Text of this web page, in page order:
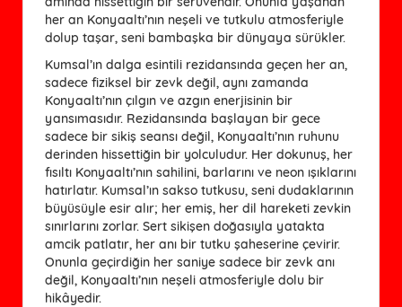
her an Konyaaltı’nın neşeli ve tutkulu atmosferiyle
dolup taşar, seni bambaşka bir dünyaya sürükler.
Kumsal’ın dalga esintili rezidansında geçen her an,
sadece fiziksel bir zevk değil, aynı zamanda
Konyaaltı’nın çılgın ve azgın enerjisinin bir
yansımasıdır. Rezidansında başlayan bir gece
sadece bir sikiş seansı değil, Konyaaltı’nın ruhunu
derinden hissettiğin bir yolculudur. Her dokunuş, her
fısıltı Konyaaltı’nın sahilini, barlarını ve neon ışıklarını
hatırlatır. Kumsal’ın sakso tutkusu, seni dudaklarının
büyüsüyle esir alır; her emiş, her dil hareketi zevkin
sınırlarını zorlar. Sert sikişen doğasıyla yatakta
amcik patlatır, her anı bir tutku şaheserine çevirir.
Onunla geçirdiğin her saniye sadece bir zevk anı
değil, Konyaaltı’nın neşeli atmosferiyle dolu bir
hikâyedir.